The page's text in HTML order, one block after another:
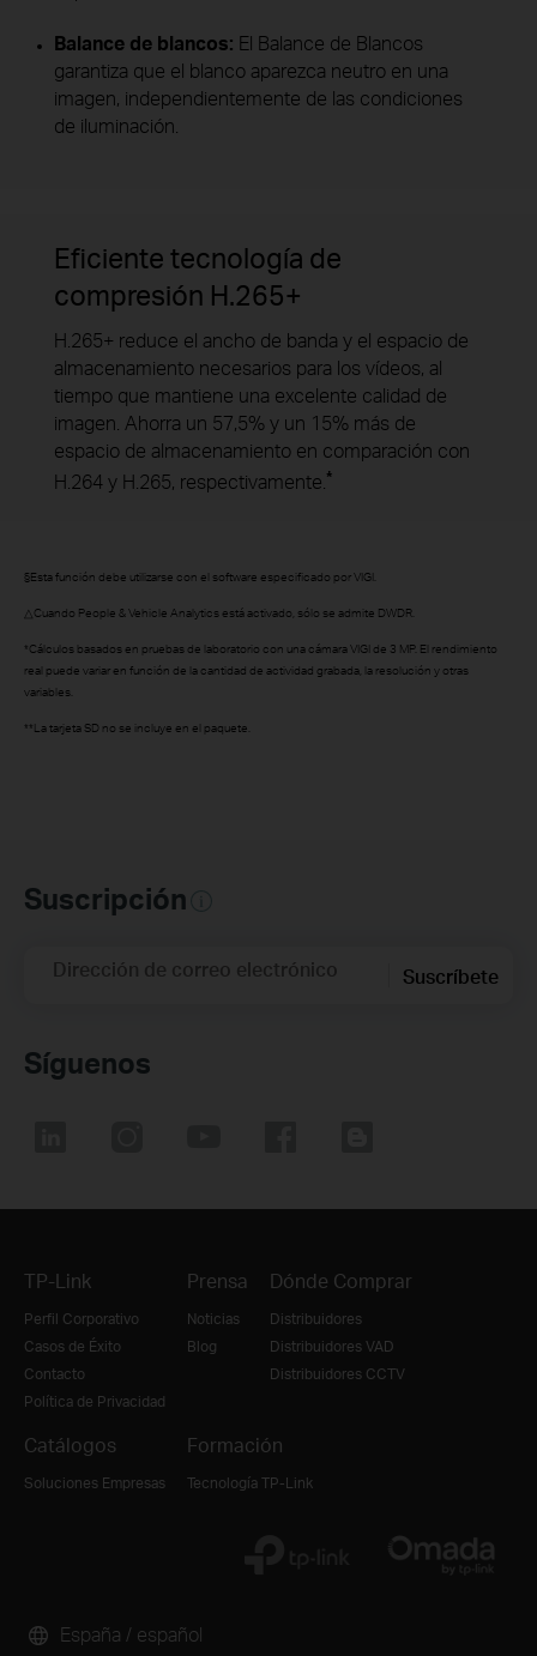
Balance de blancos: El Balance de Blancos
garantiza que el blanco aparezca neutro en una
imagen, independientemente de las condiciones
de iluminación.
Eficiente tecnología de
compresión H.265+
H.265+ reduce el ancho de banda y el espacio de
almacenamiento necesarios para los vídeos, al
tiempo que mantiene una excelente calidad de
imagen. Ahorra un 57,5% y un 15% más de
espacio de almacenamiento en comparación con
H.264 y H.265, respectivamente.*
§Esta función debe utilizarse con el software especificado por VIGI.
△Cuando People & Vehicle Analytics está activado, sólo se admite DWDR.
*Cálculos basados en pruebas de laboratorio con una cámara VIGI de 3 MP. El rendimiento
real puede variar en función de la cantidad de actividad grabada, la resolución y otras
variables.
**La tarjeta SD no se incluye en el paquete.
Suscripción
Dirección de correo electrónico Suscríbete
Síguenos
TP-Link
Perfil Corporativo
Casos de Éxito
Contacto
Política de Privacidad
Prensa
Noticias
Blog
Dónde Comprar
Distribuidores
Distribuidores VAD
Distribuidores CCTV
Catálogos
Soluciones Empresas
Formación
Tecnología TP-Link
España / español